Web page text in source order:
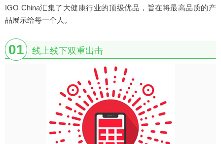
IGO China汇集了大健康行业的顶级优品，旨在将最高品质的产
品展示给每一个人。
01 线上线下双重出击